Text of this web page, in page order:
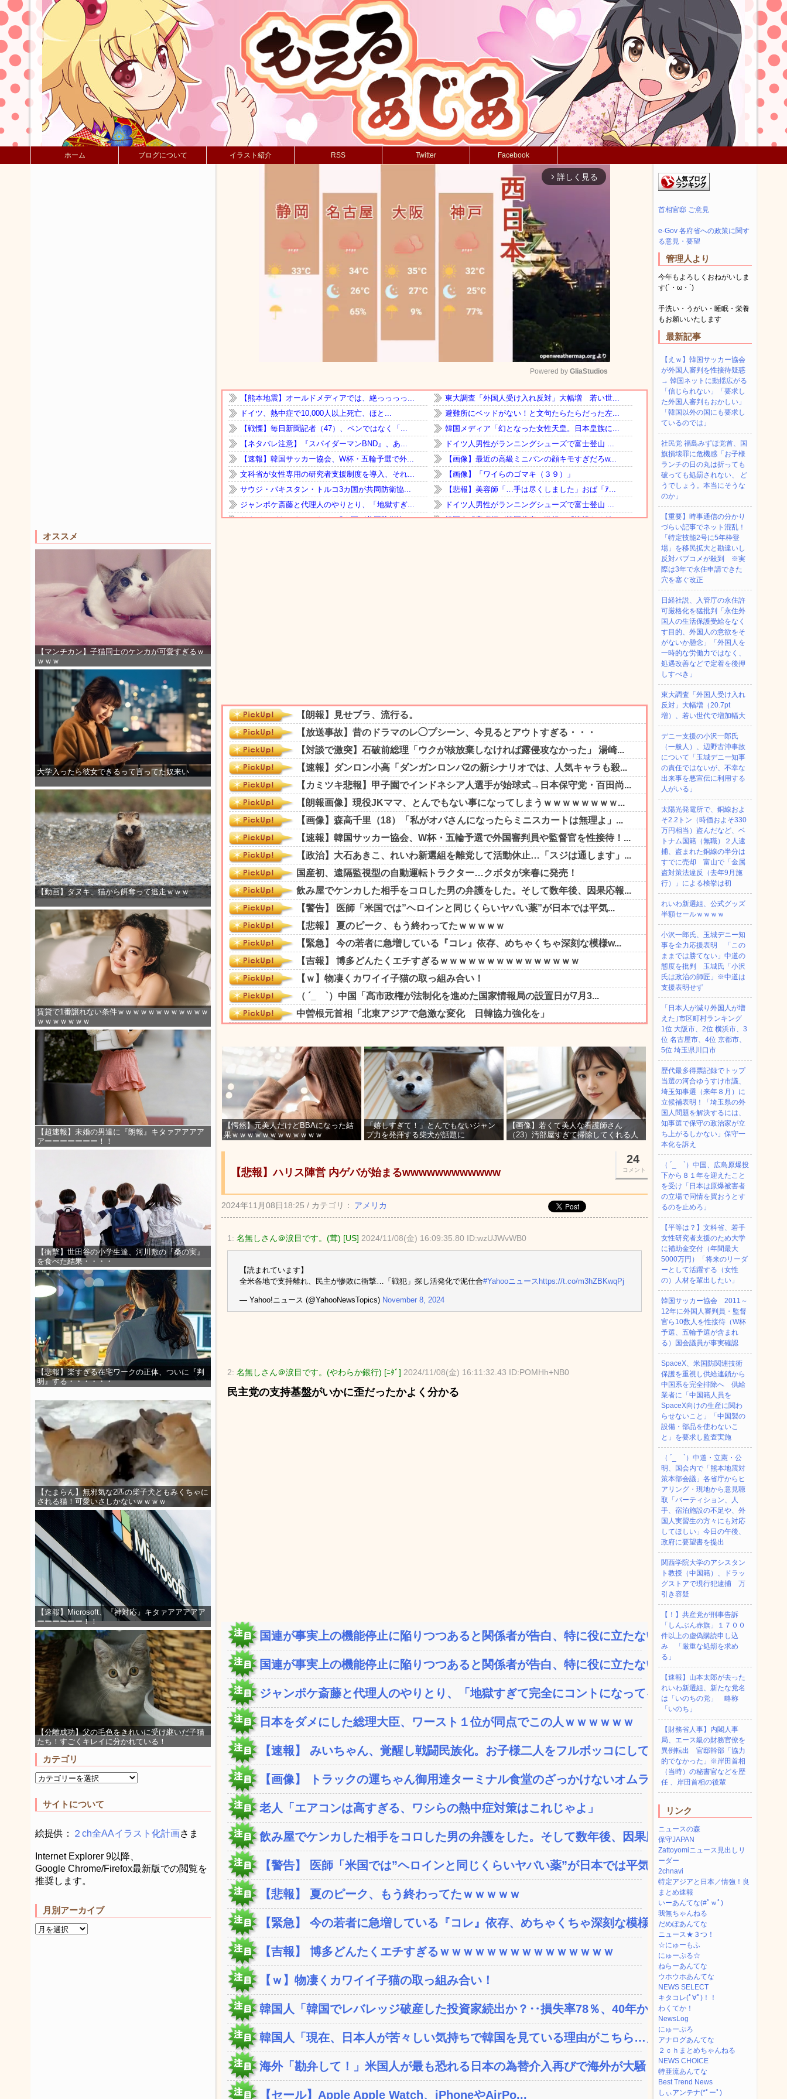
ホーム ブログについて イラスト紹介 RSS Twitter Facebook
オススメ
【マンチカン】子猫同士のケンカが可愛すぎるｗ
ｗｗｗ
大学入ったら彼女できるって言ってた奴来い
【動画】タヌキ、猫から餌奪って逃走ｗｗｗ
賃貸で1番譲れない条件ｗｗｗｗｗｗｗｗｗｗｗｗ
ｗｗｗｗｗｗｗ
【超速報】未婚の男達に『朗報』キタァアアアア
アーーーーーーー！！
【衝撃】世田谷の小学生達、河川敷の『桑の実』
を食べた結果・・・・
【悲報】楽すぎる在宅ワークの正体、ついに『判
明』する・・・・・・
【たまらん】無邪気な2匹の柴子犬ともみくちゃに
される猫！可愛いさしかないｗｗｗｗ
【速報】Microsoft、『神対応』キタァアアアアア
ーーーーーー！！
【分離成功】父の毛色をきれいに受け継いだ子猫
たち！すごくキレイに分かれている！
カテゴリ
サイトについて
絵提供： ２ch全AAイラスト化計画さま
Internet Explorer 9以降、
Google Chrome/Firefox最新版での閲覧を
推奨します。
月別アーカイブ
arrow_forward_ios 詳しく見る
Mute
Powered by GliaStudios
【愕然】元美人だけどBBAになった結
果ｗｗｗｗｗｗｗｗｗｗｗｗ
「嬉しすぎて！」とんでもないジャン
プ力を発揮する柴犬が話題に
【画像】若くて美人な看護師さん
（23）汚部屋すぎて掃除してくれる人
24
コメント
【悲報】ハリス陣営 内ゲバが始まるwwwwwwwwwwww
2024年11月08日18:25 / カテゴリ： アメリカ
1: 名無しさん＠涙目です。(茸) [US] 2024/11/08(金) 16:09:35.80 ID:wzUJWvWB0
【読まれています】
全米各地で支持離れ、民主が惨敗に衝撃…「戦犯」探し活発化で泥仕合#Yahooニュース https://t.co/m3hZBKwqPj
— Yahoo!ニュース (@YahooNewsTopics) November 8, 2024
2: 名無しさん＠涙目です。(やわらか銀行) [ﾆﾀﾞ] 2024/11/08(金) 16:11:32.43 ID:POMHh+NB0
民主党の支持基盤がいかに歪だったかよく分かる
国連が事実上の機能停止に陥りつつあると関係者が告白、特に役に立たないく...
国連が事実上の機能停止に陥りつつあると関係者が告白、特に役に立たないく...
ジャンポケ斎藤と代理人のやりとり、「地獄すぎて完全にコントになってる…...
日本をダメにした総理大臣、ワースト１位が同点でこの人ｗｗｗｗｗｗ
【速報】 みいちゃん、覚醒し戦闘民族化。お子様二人をフルボッコにしてし...
【画像】 トラックの運ちゃん御用達ターミナル食堂のざっかけないオムライ...
老人「エアコンは高すぎる、ワシらの熱中症対策はこれじゃよ」
飲み屋でケンカした相手をコロした男の弁護をした。そして数年後、因果応報...
【警告】 医師「米国では”ヘロインと同じくらいヤバい薬”が日本では平気...
【悲報】 夏のピーク、もう終わってたｗｗｗｗｗ
【緊急】 今の若者に急増している『コレ』依存、めちゃくちゃ深刻な模様w...
【吉報】 博多どんたくエチすぎるｗｗｗｗｗｗｗｗｗｗｗｗｗｗｗ
【ｗ】物凄くカワイイ子猫の取っ組み合い！
韓国人「韓国でレバレッジ破産した投資家続出か？‥損失率78％、40年か...
韓国人「現在、日本人が苦々しい気持ちで韓国を見ている理由がこちら…」→...
海外「勘弁して！」米国人が最も恐れる日本の為替介入再びで海外が大騒ぎ
【セール】Apple Apple Watch、iPhoneやAirPo...
首相官邸 ご意見
e-Gov 各府省への政策に関す
る意見・要望
管理人より
今年もよろしくおねがいしま
す(´・ω・`)
手洗い・うがい・睡眠・栄養
もお願いいたします
最新記事
【えｗ】韓国サッカー協会
が外国人審判を性接待疑惑
→ 韓国ネットに動揺広がる
「信じられない」「要求し
た外国人審判もおかしい」
「韓国以外の国にも要求し
ているのでは」
社民党 福島みずほ党首、国
旗損壊罪に危機感「お子様
ランチの日の丸は折っても
破っても処罰されない、 ど
うでしょう。本当にそうな
のか」
【重要】時事通信の分かり
づらい記事でネット混乱！
「特定技能2号に5年枠登
場」を移民拡大と勘違いし
反対パブコメが殺到 ※実
際は3年で永住申請できた
穴を塞ぐ改正
日経社説、入管庁の永住許
可厳格化を猛批判「永住外
国人の生活保護受給をなく
す目的、外国人の意欲をそ
がないか懸念」「外国人を
一時的な労働力ではなく、
処遇改善などで定着を後押
しすべき」
東大調査「外国人受け入れ
反対」大幅増（20.7pt
増）、若い世代で増加幅大
デニー支援の小沢一郎氏
（一般人）、辺野古沖事故
について「玉城デニー知事
の責任ではないが、不幸な
出来事を悪宣伝に利用する
人がいる」
太陽光発電所で、銅線およ
そ2.2トン（時価およそ330
万円相当）盗んだなど、ベ
トナム国籍（無職）２人逮
捕、盗まれた銅線の半分は
すでに売却 富山で「金属
盗対策法違反（去年9月施
行）」による検挙は初
れいわ新選組、公式グッズ
半額セールｗｗｗｗ
小沢一郎氏、玉城デニー知
事を全力応援表明 「この
ままでは勝てない」中道の
態度を批判 玉城氏「小沢
氏は政治の師匠」※中道は
支援表明せず
「日本人が減り外国人が増
えた｣市区町村ランキング
1位 大阪市、2位 横浜市、3
位 名古屋市、4位 京都市、
5位 埼玉県川口市
歴代最多得票記録でトップ
当選の河合ゆうすけ市議、
埼玉知事選（来年８月）に
立候補表明！「埼玉県の外
国人問題を解決するには、
知事選で保守の政治家が立
ち上がるしかない」保守一
本化を訴え
（ ´_ゝ`）中国、広島原爆投
下から８１年を迎えたこと
を受け「日本は原爆被害者
の立場で同情を買おうとす
るのを止めろ」
【平等は？】文科省、若手
女性研究者支援のため大学
に補助金交付（年間最大
5000万円）「将来のリーダ
ーとして活躍する（女性
の）人材を輩出したい」
韓国サッカー協会 2011～
12年に外国人審判員・監督
官ら10数人を性接待（W杯
予選、五輪予選が含まれ
る）国会議員が事実確認
SpaceX、米国防関連技術
保護を重視し供給連鎖から
中国系を完全排除へ 供給
業者に「中国籍人員を
SpaceX向けの生産に関わ
らせないこと」「中国製の
設備・部品を使わないこ
と」を要求し監査実施
（ ´_ゝ`）中道・立憲・公
明、国会内で「熊本地震対
策本部会議」各省庁からヒ
アリング・現地から意見聴
取「パーティション、人
手、宿泊施設の不足や、外
国人実習生の方々にも対応
してほしい」今日の午後、
政府に要望書を提出
関西学院大学のアシスタン
ト教授（中国籍）、ドラッ
グストアで現行犯逮捕 万
引き容疑
【！】共産党が刑事告訴
「しんぶん赤旗」１７００
件以上の虚偽購読申し込
み 「厳重な処罰を求め
る」
【速報】山本太郎が去った
れいわ新選組、新たな党名
は「いのちの党」 略称
「いのち」
【財務省人事】内閣人事
局、エース級の財務官僚を
異例転出 官邸幹部「協力
的でなかった」※岸田首相
（当時）の秘書官などを歴
任 、岸田首相の後輩
リンク
ニュースの森
保守JAPAN
Zattoyomiニュース見出しリ
ーダー
2chnavi
特定アジアと日本／情強！良
まとめ速報
いーあんてな(#ﾟｗﾟ)
我無ちゃんねる
だめぽあんてな
ニュース★３つ！
☆にゅーもふ
にゅーぷる☆
ねらーあんてな
ウホウホあんてな
NEWS SELECT
キタコレ(ﾟ∀ﾟ)！！
わくてか！
NewsLog
にゅーぷろ
アナログあんてな
２ｃｈまとめちゃんねる
NEWS CHOICE
特亜流あんてな
Best Trend News
しぃアンテナ(*ﾟーﾟ)